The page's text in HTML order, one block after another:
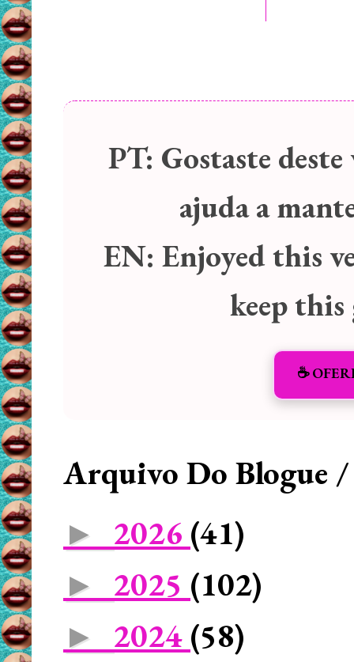
PT: Gostaste
ajuda a
EN: Enjoyed this
keep
☕️
Arquivo Do Blogue
► 2026 (41)
► 2025 (102)
► 2024 (58)